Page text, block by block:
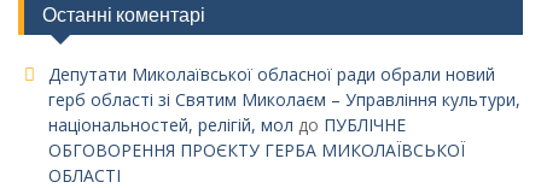
Останні коментарі
Депутати Миколаївської обласної ради обрали новий
герб області зі Святим Миколаєм – Управління культури,
національностей, релігій, мол до ПУБЛІЧНЕ
ОБГОВОРЕННЯ ПРОЄКТУ ГЕРБА МИКОЛАЇВСЬКОЇ
ОБЛАСТІ